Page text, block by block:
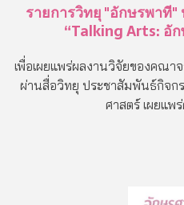
รายการวิทยุ "อักษรพาที
“Talking Arts: อั
เพื่อเผยแพร่ผลงานวิจัยของคณ
ผ่านสื่อวิทยุ ประชาสัมพันธ์กิจก
ศาสตร์ เผยแพ